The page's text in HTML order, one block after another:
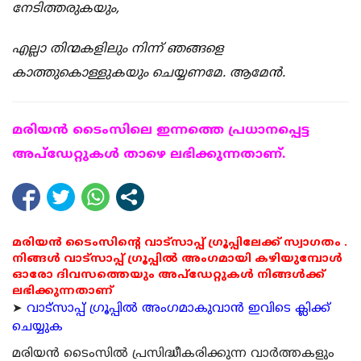
നേടിത്തരുകയും,
എല്ലാ തിന്മകളിലും നിന്ന് ഞങ്ങളെ
കാത്തുകൊള്ളുകയും ചെയ്യണമേ. ആമേൻ.
മരിയന്‍ ടൈംസിലെ ഇന്നത്തെ പ്രധാനപ്പെട്ട
അപ്ഡേറ്റുകള്‍ താഴെ ലഭിക്കുന്നതാണ്.
മരിയൻ ടൈംസിന്റെ വാട്സാപ്പ് ഗ്രൂപ്പിലേക്ക് സ്വാഗതം .
നിങ്ങൾ വാട്സാപ്പ് ഗ്രൂപ്പിൽ അംഗമായി കഴിയുമ്പോൾ
ഓരോ ദിവസത്തെയും അപ്ഡേറ്റുകൾ നിങ്ങൾക്ക്
ലഭിക്കുന്നതാണ്
➤ വാട്സാപ്പ് ഗ്രൂപ്പിൽ അംഗമാകുവാൻ ഇവിടെ ക്ലിക്ക്
ചെയ്യുക
മരിയന്‍ ടൈംസില്‍ പ്രസിദ്ധീകരിക്കുന്ന വാര്‍ത്തകളും